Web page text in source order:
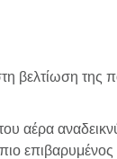
βελτίωση της
αέρα